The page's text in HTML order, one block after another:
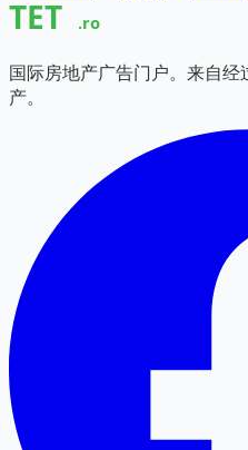
国际房地产广告门户。来自
产。